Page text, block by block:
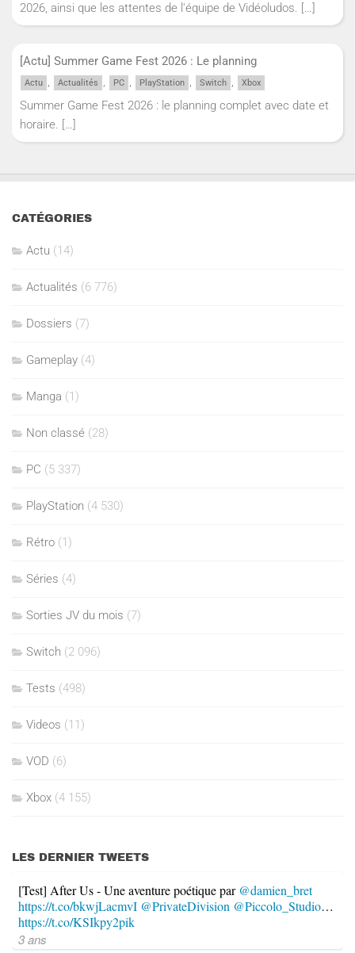
2026, ainsi que les attentes de l'équipe de Vidéoludos. […]
[Actu] Summer Game Fest 2026 : Le planning
Actu Actualités PC PlayStation Switch Xbox
Summer Game Fest 2026 : le planning complet avec date et
horaire.
[…]
CATÉGORIES
Actu (14)
Actualités (6 776)
Dossiers (7)
Gameplay (4)
Manga (1)
Non classé (28)
PC (5 337)
PlayStation (4 530)
Rétro (1)
Séries (4)
Sorties JV du mois (7)
Switch (2 096)
Tests (498)
Videos (11)
VOD (6)
Xbox (4 155)
LES DERNIER TWEETS
[Test] After Us - Une aventure poétique par @damien_bret
https://t.co/bkwjLacmvI @PrivateDivision @Piccolo_Studio…
https://t.co/KSIkpy2pik
3 ans